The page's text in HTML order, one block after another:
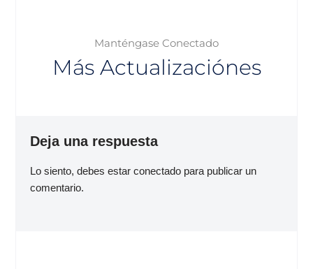
Manténgase Conectado
Más Actualizaciónes
Deja una respuesta
Lo siento, debes estarconectado para publicar un
comentario.